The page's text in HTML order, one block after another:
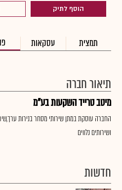
הוסף לתיק
תמצית עסקאות
תיאור חברה
מיטב טרייד השקעות בע"מ
החברה עוסקת במתן שירותי מסחר בנירות
ושירותים נלווים
חדשות